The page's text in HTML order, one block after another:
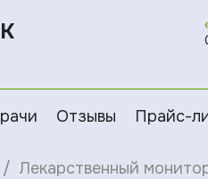
Отзывы Прайс-
Лекарственный